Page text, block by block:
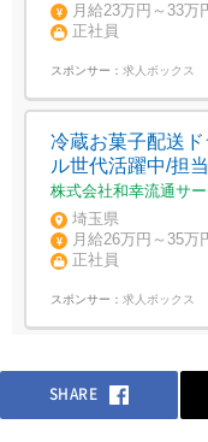
月給23万円～33万
正社員
スポンサー： 求人ボックス
冷蔵お菓子配送
ル世代活躍中/担
株式会社和幸流通サ
埼玉県
月給26万円～35万
正社員
スポンサー： 求人ボックス
SHARE